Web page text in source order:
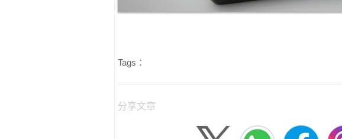
Tags：
分享文章